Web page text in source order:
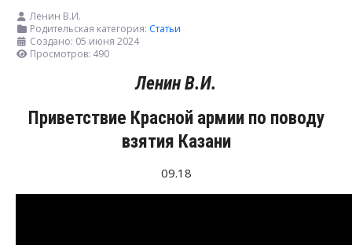
Ленин В.И.
Родительская категория: Статьи
Создано: 05 июня 2024
Просмотров: 490
Ленин В.И.
Приветствие Красной армии по поводу
взятия Казани
09.18